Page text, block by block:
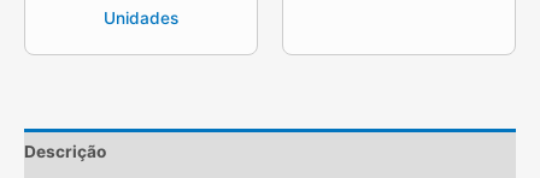
Unidades
options
Descrição